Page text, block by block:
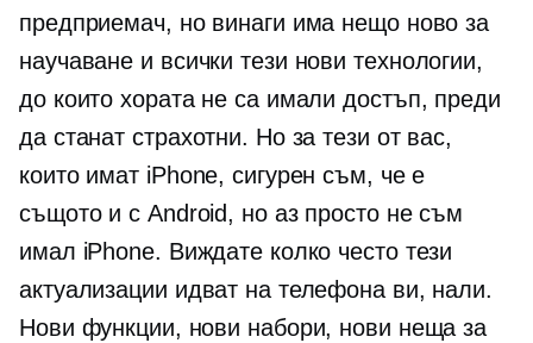
предприемач, но винаги има нещо ново за
научаване и всички тези нови технологии,
до които хората не са имали достъп, преди
да станат страхотни. Но за тези от вас,
които имат iPhone, сигурен съм, че е
същото и с Android, но аз просто не съм
имал iPhone. Виждате колко често тези
актуализации идват на телефона ви, нали.
Нови функции, нови набори, нови неща за